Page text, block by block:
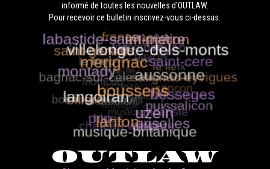
informé de toutes les nouvelles d'OUTLAW.
Pour recevoir ce bulletin inscrivez-vous ci-dessus.
OUTLAW